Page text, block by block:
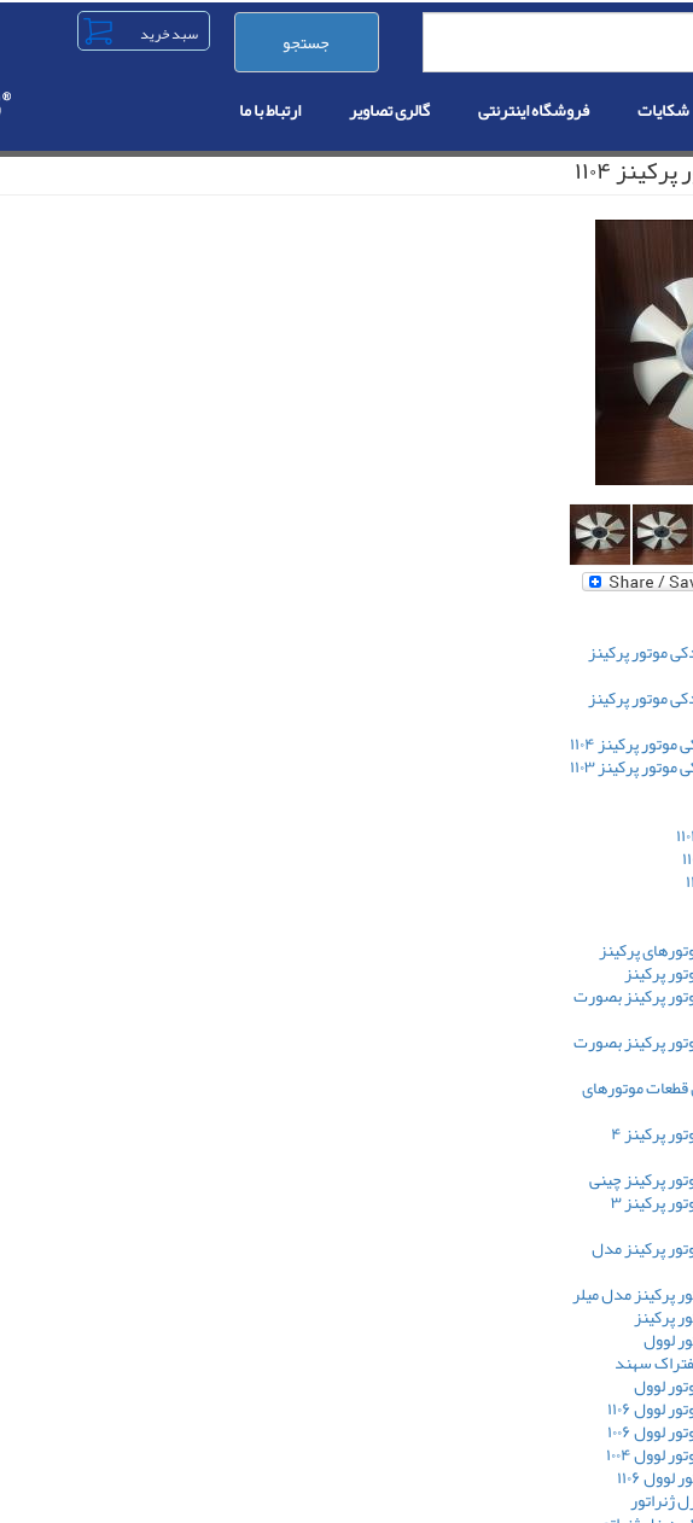
جستجو
شکایات فروشگاه اینترنتی گالری تصاویر ارتباط با ما
۱۱۰۴
موتور پرکینز
موتور پرکینز
پرکینز ۱۱۰۴
پرکینز ۱۱۰۳
پرکینز
پرکینز
پرکینز بصورت
پرکینز بصورت
موتورهای
فروش قطعات موتور پرکینز ۴
پرکینز چینی
فروش قطعات موتور پرکینز ۳
پرکینز مدل
پرکینز مدل میلر
پرکینز
لوول
سهند
لوول
۱۱۰۶
۱۰۰۶
۱۰۰۴
۱۱۰۶
ژنراتور